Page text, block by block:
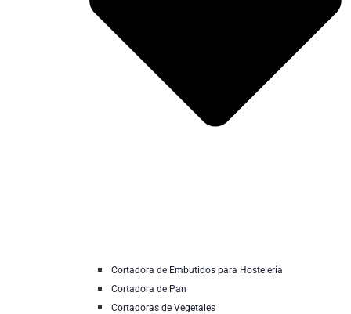
Cortadora de Embutidos para Hostelería
Cortadora de Pan
Cortadoras de Vegetales